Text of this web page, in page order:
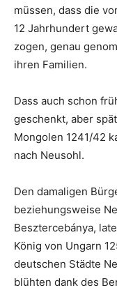
müssen, dass die
12 Jahrhundert
zogen, genau
ihren Familien.
Dass auch schon
geschenkt, aber
Mongolen 1241/42
nach Neusohl.
Den damaligen
beziehungsweise
Besztercebánya,
König von Ungarn
deutschen Städte
blühten dank des